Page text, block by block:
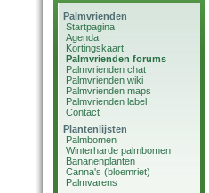
Palmvrienden
Startpagina
Agenda
Kortingskaart
Palmvrienden forums
Palmvrienden chat
Palmvrienden wiki
Palmvrienden maps
Palmvrienden label
Contact
Plantenlijsten
Palmbomen
Winterharde palmbomen
Bananenplanten
Canna's (bloemriet)
Palmvarens